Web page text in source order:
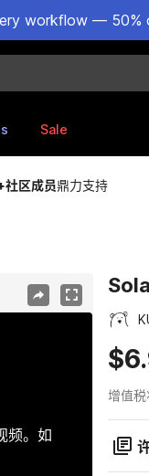
workflow — 50%
Sale
社区成员鼎力支持
频。如
增值